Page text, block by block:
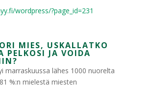
wordpress/?page_id=231
MIES, USKALLATKO
PELKOSI JA VOIDA
marraskuussa lähes 1000 nuorelta
%:n mielestä miesten